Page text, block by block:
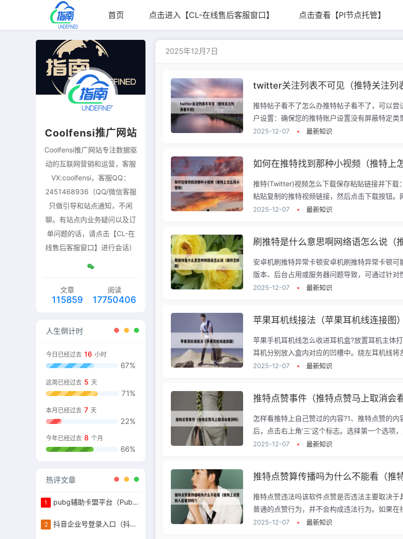
首页 点击进入【CL-在线售后客服窗口】 点击查看【PI节点托管】
Coolfensi推广网站
Coolfensi推广网站专注数据驱
动的互联网营销和运营，客服
VX:coolfensi，客服QQ：
2451468936（QQ/微信客服
只做引导和站点通知，不闲
聊。有站点内业务疑问以及订
单问题的话，请点击【CL-在
线售后客服窗口】进行会话）
文章
115859
阅读
17750406
人生倒计时
今日已经过去 16 小时
67%
这周已经过去 5 天
71%
本月已经过去 7 天
22%
今年已经过去 8 个月
66%
热评文章
1 pubg辅助卡盟平台（Pubg卡盟）
2 抖音企业号登录入口（抖音企业号登陆网址）
2025年12月7日
twitter关注列表不可见（推特关注列
推特帖子看不了怎么办推特帖子看不了，可以尝
户设置：确保您的推特账户设置没有屏蔽特定类
2025-12-07 • 最新知识
如何在推特找到那种小视频（推特上
推特(Twitter)视频怎么下载保存粘贴链接并下载
粘贴复制的推特视频链接，然后点击下载按钮。
2025-12-07 • 最新知识
刷推特是什么意思啊网络语怎么说（
安卓机刷推特异常卡顿安卓机刷推特异常卡顿可
版本、后台占用或服务器问题导致，可通过针对
2025-12-07 • 最新知识
苹果耳机线接法（苹果耳机线连接图）
苹果手机耳机线怎么收进耳机盒?放置耳机主体
耳机分别放入盒内对应的凹槽中。绕左耳机线将
2025-12-07 • 最新知识
推特点赞事件（推特点赞马上取消会
怎样看推特上自己赞过的内容?1、推特点赞的内
后，点击右上角‘三’这个标志。选择第一个选项，
2025-12-07 • 最新知识
推特点赞违法吗该软件点赞是否违法主要取决于
普通的点赞行为，并不会构成违法行为。如果在
2025-12-07 • 最新知识